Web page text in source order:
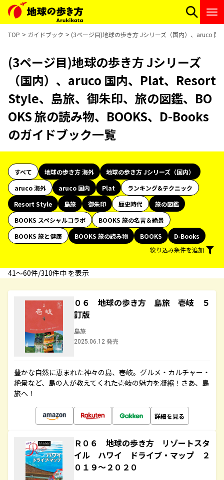
TOP ガイドブック (3ページ目)地球の歩き方 Jシリーズ（国内）、aruco
(3ページ目)地球の歩き方 Jシリーズ
（国内）、aruco 国内、Plat、Resort
Style、島旅、御朱印、旅の図鑑、BO
OKS 旅の読み物、BOOKS、D-Books
のガイドブック一覧
すべて 地球の歩き方 海外
地球の歩き方 Jシリーズ（国内）
aruco 海外
aruco 国内 Plat
ランキング&テクニック
Resort Style
島旅 御朱印 歴史時代
旅の図鑑
BOOKS スペシャルコラボ
BOOKS 旅の名言＆絶景
BOOKS 旅と健康
BOOKS 旅の読み物 BOOKS
D-Books
絞り込み条件を追加
41〜60件/310件中 を表示
０６ 地球の歩き方 島旅 壱岐 ５
訂版
島旅
2025.06.12 発売
豊かな自然に恵まれた神々の島、壱岐。グルメ・カルチャー・
絶景など、島の人が教えてくれた壱岐の魅力を凝縮！さあ、島
旅へ！
詳細を見る
Ｒ０６ 地球の歩き方 リゾートスタ
イル ハワイ ドライブ・マップ ２
０１９～２０２０